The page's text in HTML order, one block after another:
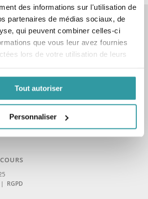
des informations sur l'utilisation de
partenaires de médias sociaux, de
qui peuvent combiner celles-ci
que vous leur avez fournies
lors de votre utilisation de leurs
Tout autoriser
Personnaliser
| RGPD